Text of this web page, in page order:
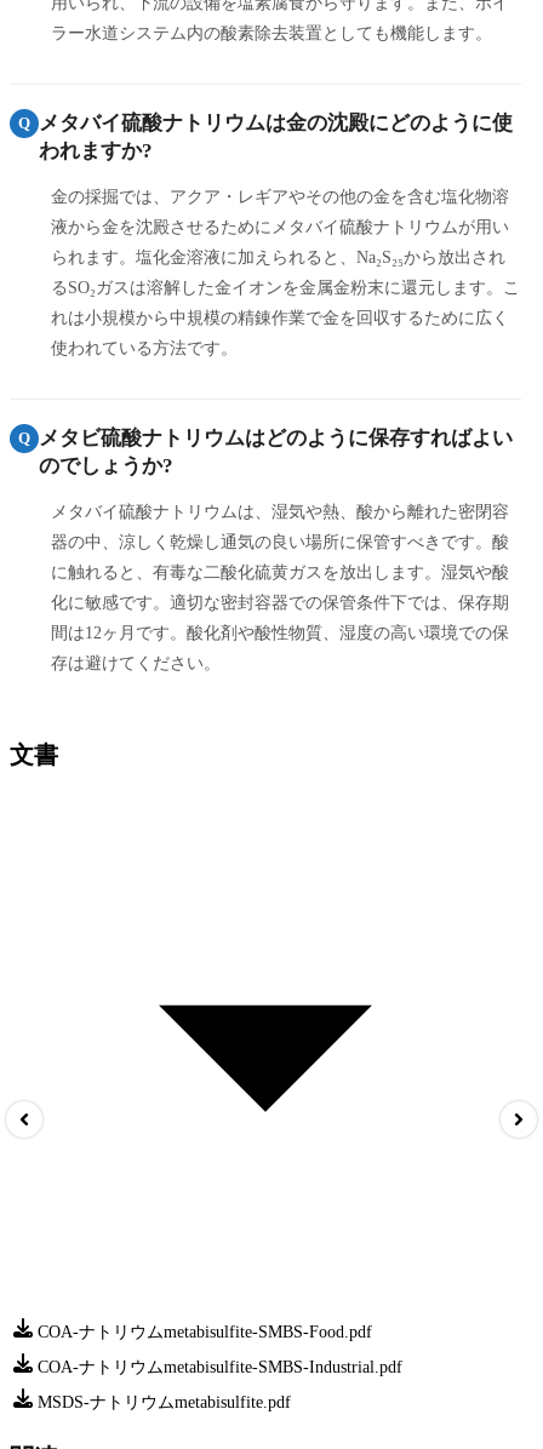
ラー水道システム内の酸素除去装置としても機能します。
Q メタバイ硫酸ナトリウムは金の沈殿にどのように使
われますか?
金の採掘では、アクア・レギアやその他の金を含む塩化物溶
液から金を沈殿させるためにメタバイ硫酸ナトリウムが用い
られます。塩化金溶液に加えられると、Na₂S₂₅から放出され
るSO₂ガスは溶解した金イオンを金属金粉末に還元します。こ
れは小規模から中規模の精錬作業で金を回収するために広く
使われている方法です。
Q メタビ硫酸ナトリウムはどのように保存すればよい
のでしょうか?
メタバイ硫酸ナトリウムは、湿気や熱、酸から離れた密閉容
器の中、涼しく乾燥し通気の良い場所に保管すべきです。酸
に触れると、有毒な二酸化硫黄ガスを放出します。湿気や酸
化に敏感です。適切な密封容器での保管条件下では、保存期
間は12ヶ月です。酸化剤や酸性物質、湿度の高い環境での保
存は避けてください。
文書
COA-ナトリウムmetabisulfite-SMBS-Food.pdf
COA-ナトリウムmetabisulfite-SMBS-Industrial.pdf
MSDS-ナトリウムmetabisulfite.pdf